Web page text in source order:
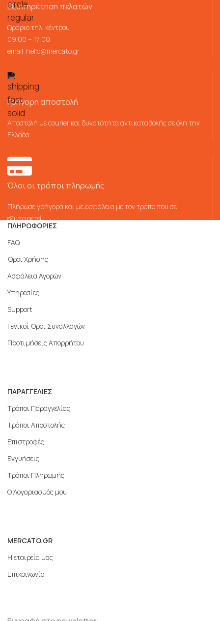
Εξυπηρέτηση πελατών
Ωράριο τηλ. κέντρου
09:00 – 17:00
email: hello@mercato.gr
Γρήγορη αποστολή
Αποστολή με courier και δυνατότητα αντικαταβολής σε όλη την
Ελλάδα
Όλοι οι τρόποι πληρωμής
Πλήρωσε γρήγορα και με ασφάλεια με τον τρόπο που σε
εξυπηρετεί
ΠΛΗΡΟΦΟΡΙΕΣ
FAQ
Όροι Χρήσης
Ασφάλεια Αγορών
Υπηρεσίες
Support
Γενικοί Όροι Συναλλαγών
Προτιμήσεις Απορρήτου
ΠΑΡΑΓΓΕΛΙΕΣ
Τρόποι Παραγγελίας
Τρόποι Αποστολής
Επιστροφές
Εγγυήσεις
Τρόποι Πληρωμής
Ο Λογαριασμός μου
MERCATO.GR
Η εταιρεία μας
Επικοινωνία